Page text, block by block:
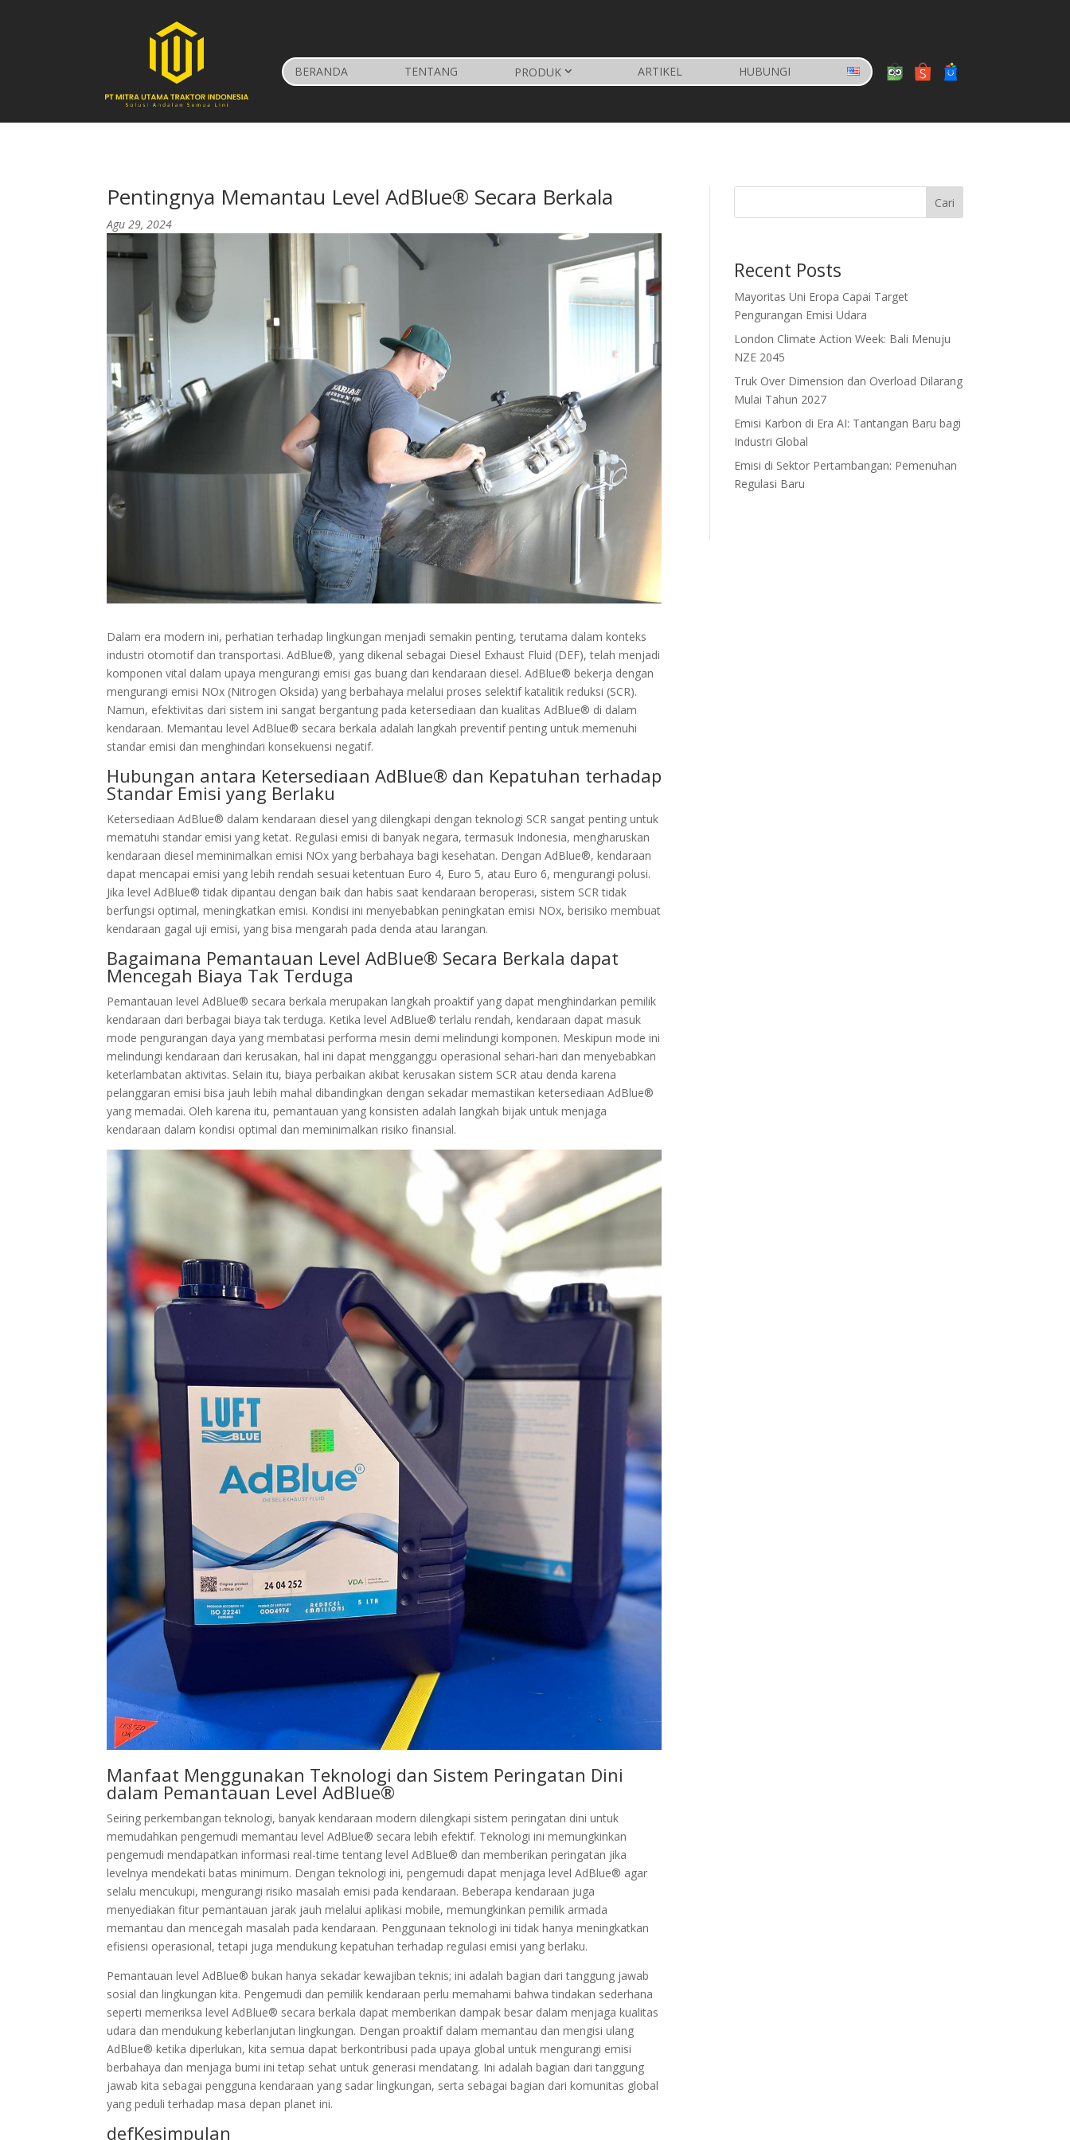
BERANDA TENTANG PRODUK ARTIKEL HUBUNGI
Pentingnya Memantau Level AdBlue® Secara Berkala
Agu 29, 2024
Dalam era modern ini, perhatian terhadap lingkungan menjadi semakin penting, terutama dalam konteks
industri otomotif dan transportasi. AdBlue®, yang dikenal sebagai Diesel Exhaust Fluid (DEF), telah menjadi
komponen vital dalam upaya mengurangi emisi gas buang dari kendaraan diesel. AdBlue® bekerja dengan
mengurangi emisi NOx (Nitrogen Oksida) yang berbahaya melalui proses selektif katalitik reduksi (SCR).
Namun, efektivitas dari sistem ini sangat bergantung pada ketersediaan dan kualitas AdBlue® di dalam
kendaraan. Memantau level AdBlue® secara berkala adalah langkah preventif penting untuk memenuhi
standar emisi dan menghindari konsekuensi negatif.
Hubungan antara Ketersediaan AdBlue® dan Kepatuhan terhadap
Standar Emisi yang Berlaku
Ketersediaan AdBlue® dalam kendaraan diesel yang dilengkapi dengan teknologi SCR sangat penting untuk
mematuhi standar emisi yang ketat. Regulasi emisi di banyak negara, termasuk Indonesia, mengharuskan
kendaraan diesel meminimalkan emisi NOx yang berbahaya bagi kesehatan. Dengan AdBlue®, kendaraan
dapat mencapai emisi yang lebih rendah sesuai ketentuan Euro 4, Euro 5, atau Euro 6, mengurangi polusi.
Jika level AdBlue® tidak dipantau dengan baik dan habis saat kendaraan beroperasi, sistem SCR tidak
berfungsi optimal, meningkatkan emisi. Kondisi ini menyebabkan peningkatan emisi NOx, berisiko membuat
kendaraan gagal uji emisi, yang bisa mengarah pada denda atau larangan.
Bagaimana Pemantauan Level AdBlue® Secara Berkala dapat
Mencegah Biaya Tak Terduga
Pemantauan level AdBlue® secara berkala merupakan langkah proaktif yang dapat menghindarkan pemilik
kendaraan dari berbagai biaya tak terduga. Ketika level AdBlue® terlalu rendah, kendaraan dapat masuk
mode pengurangan daya yang membatasi performa mesin demi melindungi komponen. Meskipun mode ini
melindungi kendaraan dari kerusakan, hal ini dapat mengganggu operasional sehari-hari dan menyebabkan
keterlambatan aktivitas. Selain itu, biaya perbaikan akibat kerusakan sistem SCR atau denda karena
pelanggaran emisi bisa jauh lebih mahal dibandingkan dengan sekadar memastikan ketersediaan AdBlue®
yang memadai. Oleh karena itu, pemantauan yang konsisten adalah langkah bijak untuk menjaga
kendaraan dalam kondisi optimal dan meminimalkan risiko finansial.
Manfaat Menggunakan Teknologi dan Sistem Peringatan Dini
dalam Pemantauan Level AdBlue®
Seiring perkembangan teknologi, banyak kendaraan modern dilengkapi sistem peringatan dini untuk
memudahkan pengemudi memantau level AdBlue® secara lebih efektif. Teknologi ini memungkinkan
pengemudi mendapatkan informasi real-time tentang level AdBlue® dan memberikan peringatan jika
levelnya mendekati batas minimum. Dengan teknologi ini, pengemudi dapat menjaga level AdBlue® agar
selalu mencukupi, mengurangi risiko masalah emisi pada kendaraan. Beberapa kendaraan juga
menyediakan fitur pemantauan jarak jauh melalui aplikasi mobile, memungkinkan pemilik armada
memantau dan mencegah masalah pada kendaraan. Penggunaan teknologi ini tidak hanya meningkatkan
efisiensi operasional, tetapi juga mendukung kepatuhan terhadap regulasi emisi yang berlaku.
Pemantauan level AdBlue® bukan hanya sekadar kewajiban teknis; ini adalah bagian dari tanggung jawab
sosial dan lingkungan kita. Pengemudi dan pemilik kendaraan perlu memahami bahwa tindakan sederhana
seperti memeriksa level AdBlue® secara berkala dapat memberikan dampak besar dalam menjaga kualitas
udara dan mendukung keberlanjutan lingkungan. Dengan proaktif dalam memantau dan mengisi ulang
AdBlue® ketika diperlukan, kita semua dapat berkontribusi pada upaya global untuk mengurangi emisi
berbahaya dan menjaga bumi ini tetap sehat untuk generasi mendatang. Ini adalah bagian dari tanggung
jawab kita sebagai pengguna kendaraan yang sadar lingkungan, serta sebagai bagian dari komunitas global
yang peduli terhadap masa depan planet ini.
defKesimpulan
Cari
Recent Posts
Mayoritas Uni Eropa Capai Target
Pengurangan Emisi Udara
London Climate Action Week: Bali Menuju
NZE 2045
Truk Over Dimension dan Overload Dilarang
Mulai Tahun 2027
Emisi Karbon di Era AI: Tantangan Baru bagi
Industri Global
Emisi di Sektor Pertambangan: Pemenuhan
Regulasi Baru